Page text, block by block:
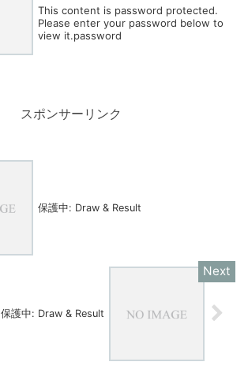
This content is password protected.
Please enter your password below to
view it.password
スポンサーリンク
保護中: Draw & Result
保護中: Draw & Result